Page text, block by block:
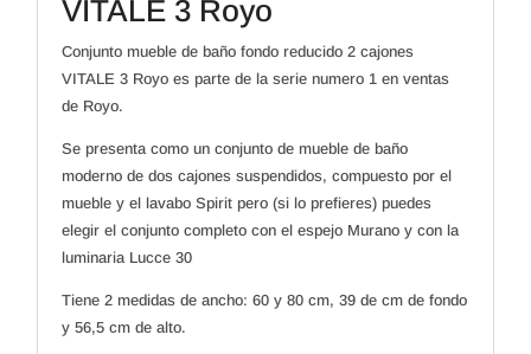
VITALE 3 Royo
Conjunto mueble de baño fondo reducido 2 cajones
VITALE 3 Royo es parte de la serie numero 1 en ventas
de Royo.
Se presenta como un conjunto de mueble de baño
moderno de dos cajones suspendidos, compuesto por el
mueble y el lavabo Spirit pero (si lo prefieres) puedes
elegir el conjunto completo con el espejo Murano y con la
luminaria Lucce 30
Tiene 2 medidas de ancho: 60 y 80 cm, 39 de cm de fondo
y 56,5 cm de alto.